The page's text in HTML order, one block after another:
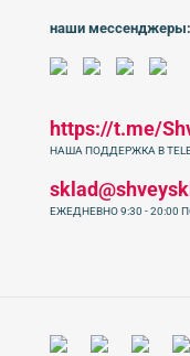
наши мессенджеры:
https://t.me/
НАША ПОДДЕРЖКА В
ЕЖЕДНЕВНО 9:30 - 20:00